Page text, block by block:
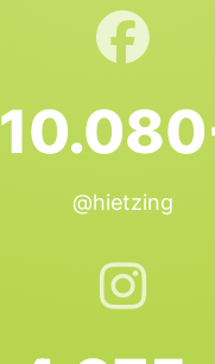
@hietzing